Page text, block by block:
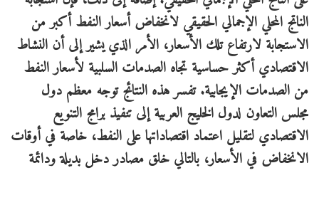
الناتج المحلي الإجمالي الحقيقي لانخفاض أسعار النفط أكبر من
الاستجابة لارتفاع تلك الأسعار، الأمر الذي يشير إلى أن النشاط
الاقتصادي أكثر حساسية تجاه الصدمات السلبية لأسعار النفط
من الصدمات الإيجابية. تفسر هذه النتائج توجه معظم دول
مجلس التعاون لدول الخليج العربية إلى تنفيذ برامج التنويع
الاقتصادي لتقليل اعتماد اقتصاداتها على النفط، خاصة في أوقات
الانخفاض في الأسعار، بالتالي خلق مصادر دخل بديلة ودائمة